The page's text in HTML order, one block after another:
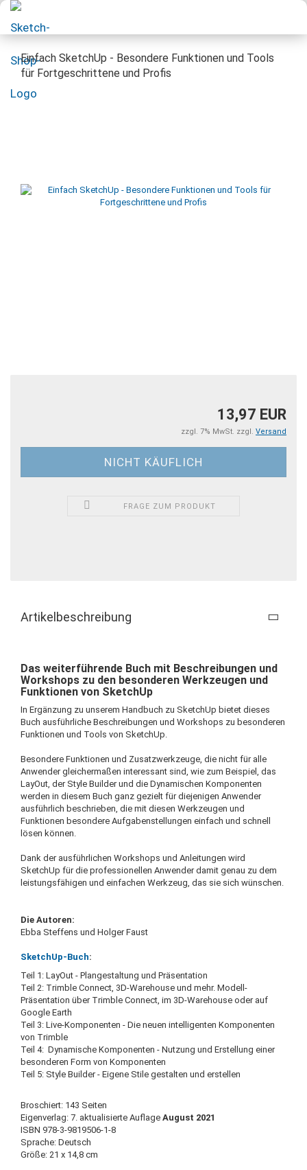
Einfach SketchUp - Besondere Funktionen und Tools
für Fortgeschrittene und Profis
13,97 EUR
zzgl. 7% MwSt. zzgl. Versand
FRAGE ZUM PRODUKT
Artikelbeschreibung
Das weiterführende Buch mit Beschreibungen und
Workshops zu den besonderen Werkzeugen und
Funktionen von SketchUp
In Ergänzung zu unserem Handbuch zu SketchUp bietet dieses
Buch ausführliche Beschreibungen und Workshops zu besonderen
Funktionen und Tools von SketchUp.
Besondere Funktionen und Zusatzwerkzeuge, die nicht für alle
Anwender gleichermaßen interessant sind, wie zum Beispiel, das
LayOut, der Style Builder und die Dynamischen Komponenten
werden in diesem Buch ganz gezielt für diejenigen Anwender
ausführlich beschrieben, die mit diesen Werkzeugen und
Funktionen besondere Aufgabenstellungen einfach und schnell
lösen können.
Dank der ausführlichen Workshops und Anleitungen wird
SketchUp für die professionellen Anwender damit genau zu dem
leistungsfähigen und einfachen Werkzeug, das sie sich wünschen.
Die Autoren:
Ebba Steffens und Holger Faust
SketchUp-Buch:
Teil 1: LayOut - Plangestaltung und Präsentation
Teil 2: Trimble Connect, 3D-Warehouse und mehr. Modell-
Präsentation über Trimble Connect, im 3D-Warehouse oder auf
Google Earth
Teil 3: Live-Komponenten - Die neuen intelligenten Komponenten
von Trimble
Teil 4: Dynamische Komponenten - Nutzung und Erstellung einer
besonderen Form von Komponenten
Teil 5: Style Builder - Eigene Stile gestalten und erstellen
Broschiert: 143 Seiten
Eigenverlag: 7. aktualisierte Auflage August 2021
ISBN 978-3-9819506-1-8
Sprache: Deutsch
Größe: 21 x 14,8 cm